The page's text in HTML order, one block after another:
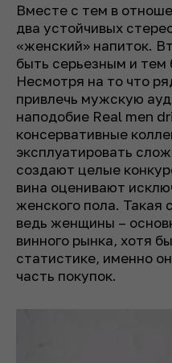
Вместе с тем в
два устойчивых
«женский» напиток.
быть серьезным и тем
Несмотря на то что
привлечь мужскую
наподобие Real men
консервативные
эксплуатировать
создают целые
вина оценивают
женского пола. Такая
ведь женщины –
винного рынка, хотя
статистике, именно
часть покупок.